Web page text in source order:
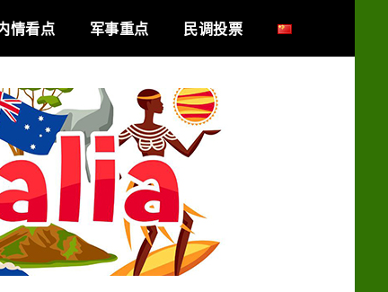
情看点 军事重点 民调投票